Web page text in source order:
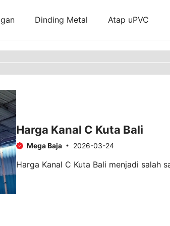
Dinding Metal Atap uPVC
Harga Kanal C Kuta Bali
Mega Baja 2026-03-24
Harga Kanal C Kuta Bali menjadi salah